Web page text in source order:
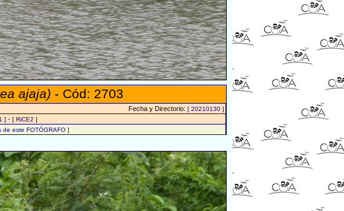
ajaja) - Cód: 2703
Fecha y Directorio: [ 20210130 ]
] - [ RiCE2 ]
de este FOTÓGRAFO ]